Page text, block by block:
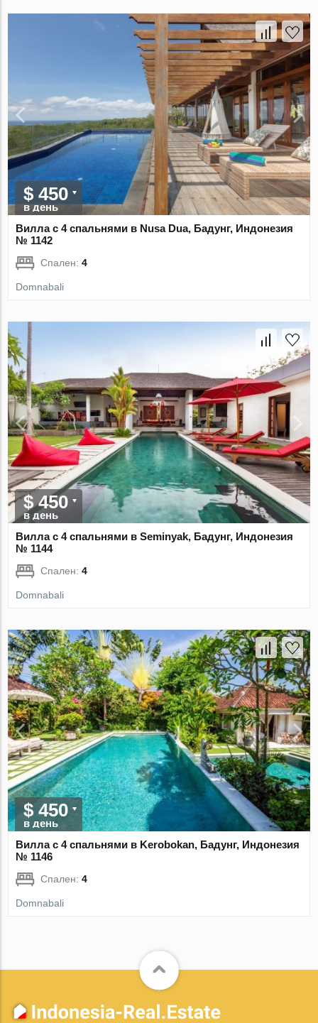
$ 450
в день
Вилла с 4 спальнями в Nusa Dua, Бадунг, Индонезия
№ 1142
Спален:4
Domnabali
$ 450
в день
Вилла с 4 спальнями в Seminyak, Бадунг, Индонезия
№ 1144
Спален:4
Domnabali
$ 450
в день
Вилла с 4 спальнями в Kerobokan, Бадунг, Индонезия
№ 1146
Спален:4
Domnabali